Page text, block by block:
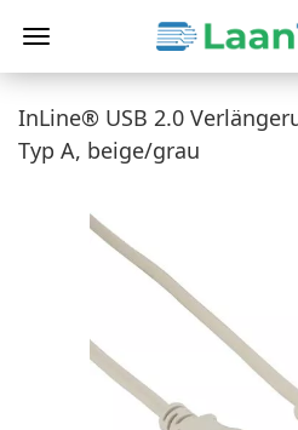
InLine® USB 2.0
Typ A, beige/grau